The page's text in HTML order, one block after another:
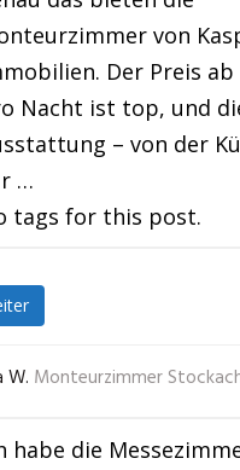
von
Der Preis ab
Nacht ist top, und
– von der
…
tags for this post.
W. Monteurzimmer
habe die